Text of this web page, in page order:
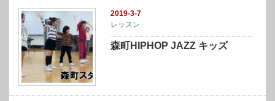
2019-3-7
レッスン
森町HIPHOP JAZZ キッズ